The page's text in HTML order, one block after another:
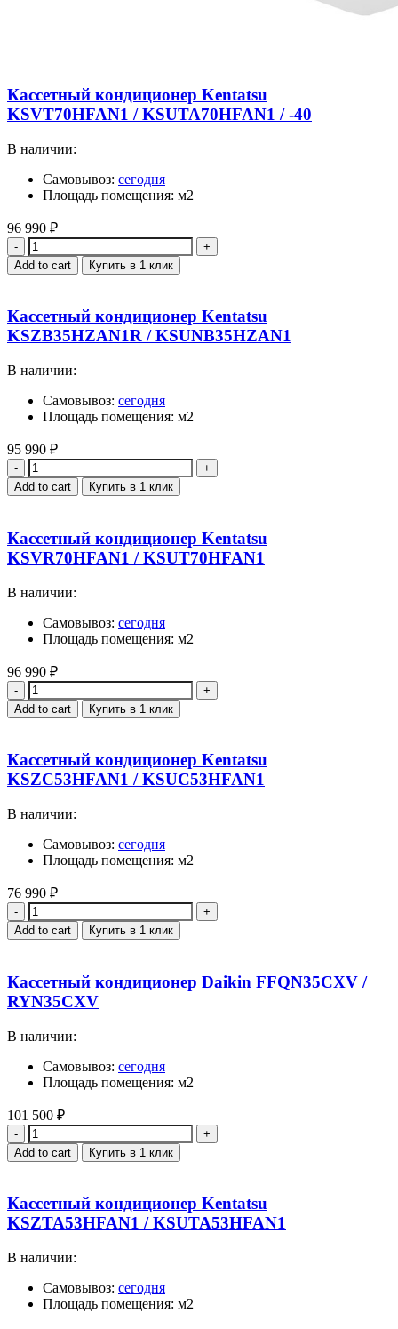
Кассетный кондиционер Kentatsu
KSVT70HFAN1 / KSUTA70HFAN1 / -40
В наличии:
Самовывоз: сегодня
Площадь помещения: м2
96 990 ₽
Quantity
Add to cart Купить в 1 клик
Кассетный кондиционер Kentatsu
KSZB35HZAN1R / KSUNB35HZAN1
В наличии:
Самовывоз: сегодня
Площадь помещения: м2
95 990 ₽
Quantity
Add to cart Купить в 1 клик
Кассетный кондиционер Kentatsu
KSVR70HFAN1 / KSUT70HFAN1
В наличии:
Самовывоз: сегодня
Площадь помещения: м2
96 990 ₽
Quantity
Add to cart Купить в 1 клик
Кассетный кондиционер Kentatsu
KSZC53HFAN1 / KSUC53HFAN1
В наличии:
Самовывоз: сегодня
Площадь помещения: м2
76 990 ₽
Quantity
Add to cart Купить в 1 клик
Кассетный кондиционер Daikin FFQN35CXV /
RYN35CXV
В наличии:
Самовывоз: сегодня
Площадь помещения: м2
101 500 ₽
Quantity
Add to cart Купить в 1 клик
Кассетный кондиционер Kentatsu
KSZTA53HFAN1 / KSUTA53HFAN1
В наличии:
Самовывоз: сегодня
Площадь помещения: м2